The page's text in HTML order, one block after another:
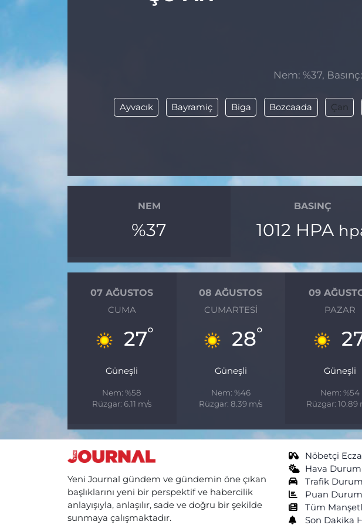
Nem: %37,
Ayvacık Bayramiç Biga Bozcaada Çan
NEM
%37
BASINÇ
1012 HPA
07 AĞUSTOS
CUMA
27°
Güneşli
Nem: %58
Rüzgar: 6.11 m/s
08 AĞUSTOS
CUMARTESI
28°
Güneşli
Nem: %46
Rüzgar: 8.39 m/s
09
PAZAR
Güneşli
Nem: %54
Rüzgar: 10.89
Yeni Journal gündem ve gündemin öne çıkan
başlıklarını yeni bir perspektif ve habercilik
anlayışıyla, anlaşılır, sade ve doğru bir şekilde
sunmaya çalışmaktadır.
Nöbetçi
Hava
Trafik
Puan
Tüm
Son Dakika